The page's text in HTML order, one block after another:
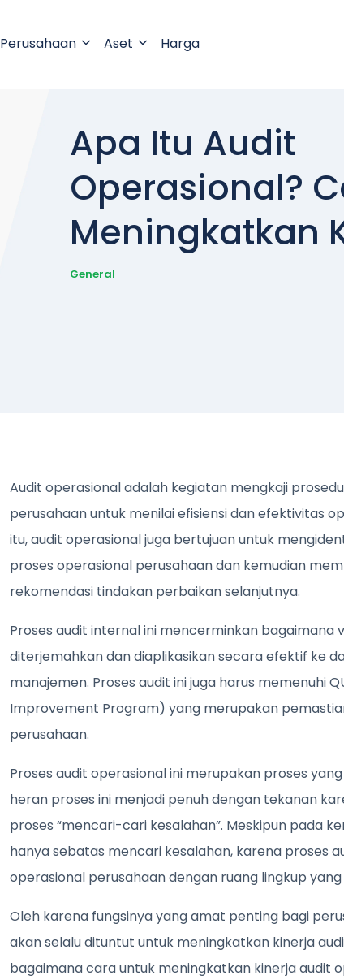
Perusahaan Aset Harga
Apa Itu Audit
Operasional?
Meningkatkan
General
Audit operasional adalah kegiatan mengkaji
perusahaan untuk menilai efisiensi dan efektivitas
itu, audit operasional juga bertujuan untuk
proses operasional perusahaan dan kemudian
rekomendasi tindakan perbaikan selanjutnya.
Proses audit internal ini mencerminkan bagaimana
diterjemahkan dan diaplikasikan secara efektif ke
manajemen. Proses audit ini juga harus memenuhi
Improvement Program) yang merupakan
perusahaan.
Proses audit operasional ini merupakan proses
heran proses ini menjadi penuh dengan tekanan
proses “mencari-cari kesalahan”. Meskipun pada
hanya sebatas mencari kesalahan, karena proses
operasional perusahaan dengan ruang lingkup
Oleh karena fungsinya yang amat penting bagi
akan selalu dituntut untuk meningkatkan kinerja
bagaimana cara untuk meningkatkan kinerja audit